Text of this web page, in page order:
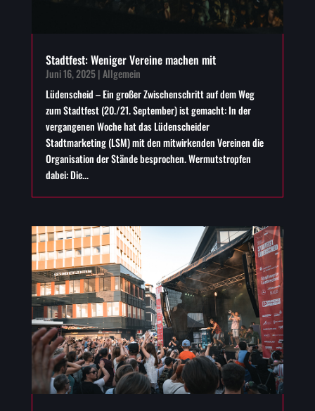
Stadtfest: Weniger Vereine machen mit
Juni 16, 2025|Allgemein
Lüdenscheid – Ein großer Zwischenschritt auf dem Weg
zum Stadtfest (20./21. September) ist gemacht: In der
vergangenen Woche hat das Lüdenscheider
Stadtmarketing (LSM) mit den mitwirkenden Vereinen die
Organisation der Stände besprochen. Wermutstropfen
dabei: Die...